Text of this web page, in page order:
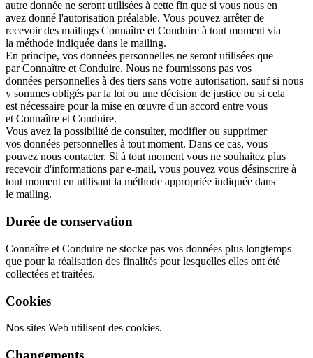
autre donnée ne seront utilisées à cette fin que si vous nous en
avez donné l'autorisation préalable. Vous pouvez arrêter de
recevoir des mailings Connaître et Conduire à tout moment via
la méthode indiquée dans le mailing.
En principe, vos données personnelles ne seront utilisées que
par Connaître et Conduire. Nous ne fournissons pas vos
données personnelles à des tiers sans votre autorisation, sauf si nous
y sommes obligés par la loi ou une décision de justice ou si cela
est nécessaire pour la mise en œuvre d'un accord entre vous
et Connaître et Conduire.
Vous avez la possibilité de consulter, modifier ou supprimer
vos données personnelles à tout moment. Dans ce cas, vous
pouvez nous contacter. Si à tout moment vous ne souhaitez plus
recevoir d'informations par e-mail, vous pouvez vous désinscrire à
tout moment en utilisant la méthode appropriée indiquée dans
le mailing.
Durée de conservation
Connaître et Conduire ne stocke pas vos données plus longtemps
que pour la réalisation des finalités pour lesquelles elles ont été
collectées et traitées.
Cookies
Nos sites Web utilisent des cookies.
Changements